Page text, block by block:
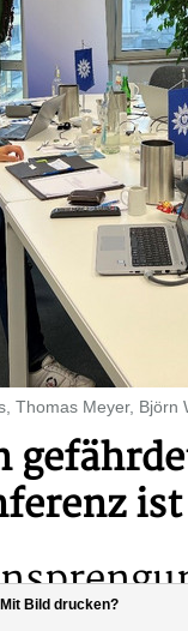
Thomas Meyer,
ist
Mit Bild drucken?